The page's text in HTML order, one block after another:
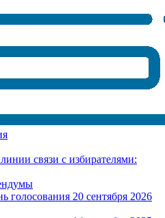
связи с избирателями:
голосования 20 сентября 2026